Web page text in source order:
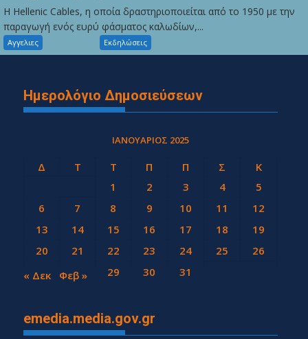
Η Hellenic Cables, η οποία δραστηριοποιείται από το 1950 με την
παραγωγή ενός ευρύ φάσματος καλωδίων,...
Αγγελιες Εκδηλώσεις
Ημερολόγιο Δημοσιεύσεων
ΙΑΝΟΥΆΡΙΟΣ 2025
Δ Τ Τ Π Π Σ
Κ
1
2 3 4
5
6
7 8 9 10 11
12
13
14 15 16 17 18
19
20
21 22 23 24 25
26
27
28 29 30 31
« Δεκ Φεβ »
emedia.media.gov.gr